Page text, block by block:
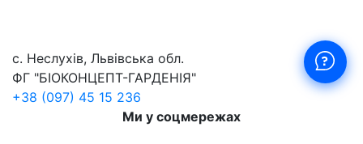
с. Неслухів, Львівська обл.
ФГ "БІОКОНЦЕПТ-ГАРДЕНІЯ"
+38 (097) 45 15 236
Ми у соцмережах